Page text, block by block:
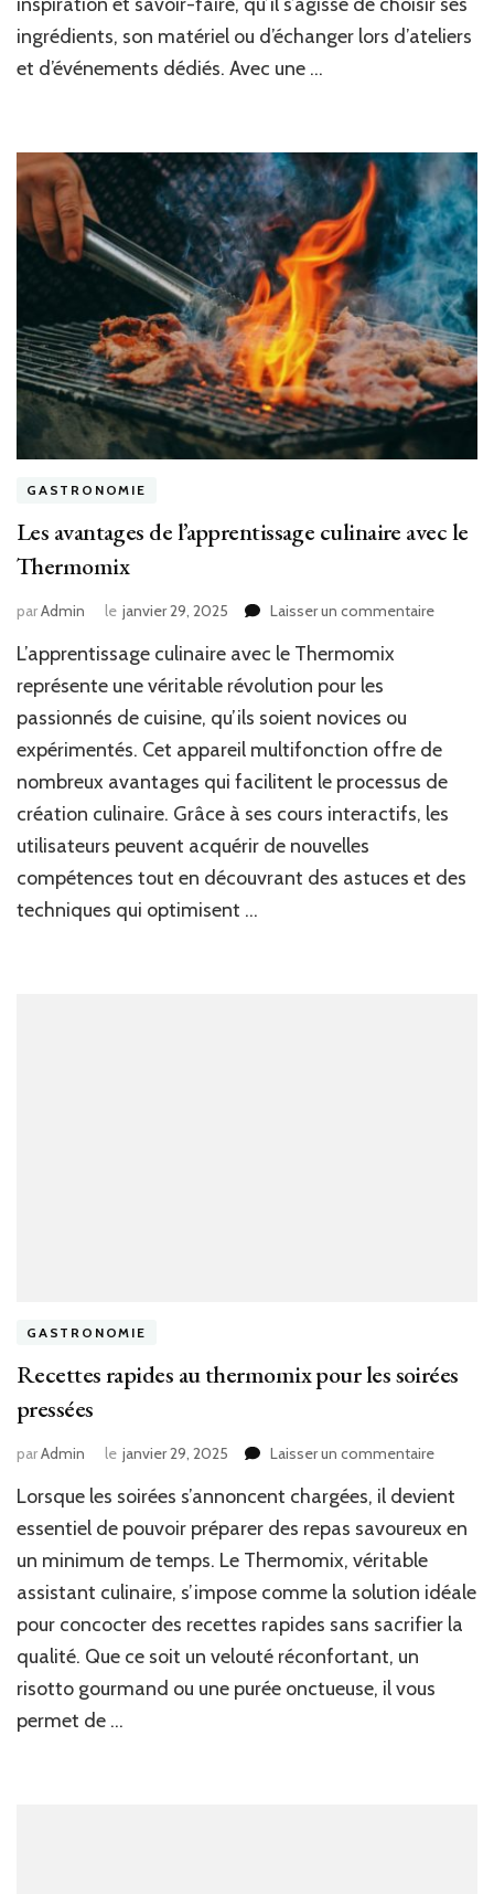
Bière
ingrédients, son matériel ou d’échanger lors d’ateliers
et d’événements dédiés. Avec une …
GASTRONOMIE
Les avantages de l’apprentissage culinaire avec le
Thermomix
parAdmin le janvier 29, 2025 Laisser un commentairesur
avec
le
L’apprentissage culinaire avec le Thermomix
représente une véritable révolution pour les
passionnés de cuisine, qu’ils soient novices ou
expérimentés. Cet appareil multifonction offre de
nombreux avantages qui facilitent le processus de
création culinaire. Grâce à ses cours interactifs, les
utilisateurs peuvent acquérir de nouvelles
compétences tout en découvrant des astuces et des
techniques qui optimisent …
GASTRONOMIE
Recettes rapides au thermomix pour les soirées
pressées
parAdmin le janvier 29, 2025 Laisser un commentairesur
rapides
au
les
soirées
Lorsque les soirées s’annoncent chargées, il devient
essentiel de pouvoir préparer des repas savoureux en
un minimum de temps. Le Thermomix, véritable
assistant culinaire, s’impose comme la solution idéale
pour concocter des recettes rapides sans sacrifier la
qualité. Que ce soit un velouté réconfortant, un
risotto gourmand ou une purée onctueuse, il vous
permet de …